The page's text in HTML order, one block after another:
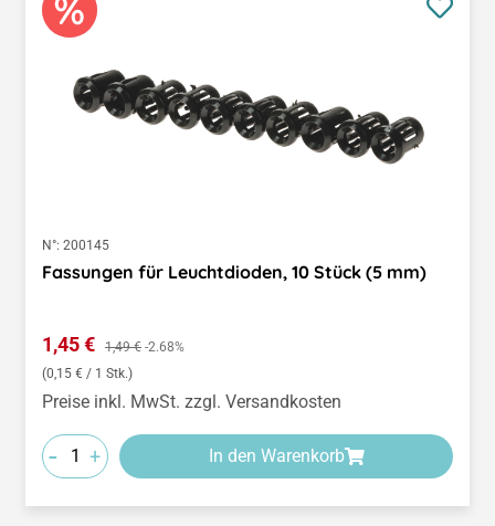
N°: 200145
Fassungen für Leuchtdioden, 10 Stück (5 mm)
Verkaufspreis:
1,45 € Regulärer Preis:
1,49 € -2.68%
(0,15 € / 1 Stk.)
Preise inkl. MwSt. zzgl. Versandkosten
- + In den Warenkorb